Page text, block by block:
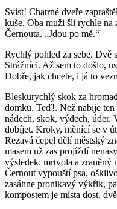
Svist! Chatrné dveře
kuše. Oba muži šli rychle na
Černouta. „Jdou po mě.“
Rychlý pohled za sebe. Dvě
Strážníci. Až sem to došlo,
Dobře, jak chcete, i já to
Bleskurychlý skok za
domku. Teď!. Než nabije
nádech, skok, výdech, úder.
dobíjet. Kroky, měnící se v
Rezavá čepel dělí městský
masem už zas projíždí
výsledek: mrtvola a zraněný
Černout vypouští psa,
zasáhne pronikavý výkřik,
kompostem je místa dost,